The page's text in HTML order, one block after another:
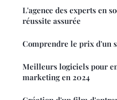
L'agence des experts en
réussite assurée
Comprendre le prix d'un
Meilleurs logiciels pour
marketing en 2024